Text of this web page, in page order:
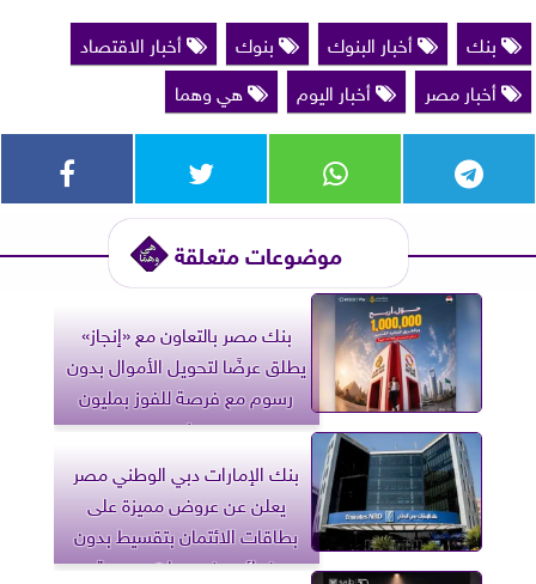
بنك
أخبار البنوك بنوك
أخبار الاقتصاد
أخبار مصر
أخبار اليوم هي وهما
موضوعات متعلقة
بنك مصر بالتعاون مع «إنجاز»
يطلق عرضًا لتحويل الأموال بدون
رسوم مع فرصة للفوز بمليون
جنيه
بنك الإمارات دبي الوطني مصر
يعلن عن عروض مميزة على
بطاقات الائتمان بتقسيط بدون
فوائد وخصومات حصرية